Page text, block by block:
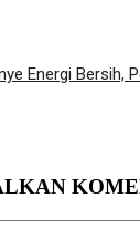
Energi Bersih,